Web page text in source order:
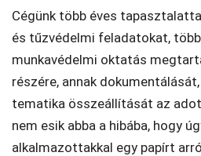
Cégünk több éves
és tűzvédelmi feladatokat,
munkavédelmi oktatás
részére, annak
tematika összeállítását az
nem esik abba a hibába, hogy
alkalmazottakkal egy papírt